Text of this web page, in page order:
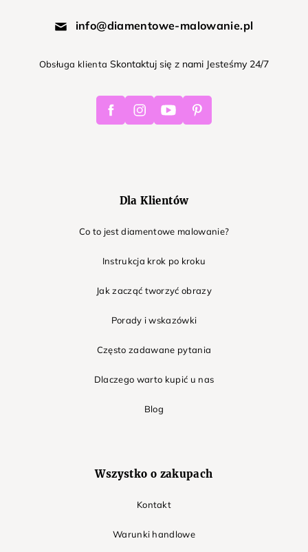
info@diamentowe-malowanie.pl
Obsługa klienta Skontaktuj się z nami Jesteśmy 24/7
FacebookInstagramYoutube Pinterest
Dla Klientów
Co to jest diamentowe malowanie?
Instrukcja krok po kroku
Jak zacząć tworzyć obrazy
Porady i wskazówki
Często zadawane pytania
Dlaczego warto kupić u nas
Blog
Wszystko o zakupach
Kontakt
Warunki handlowe